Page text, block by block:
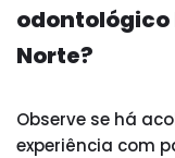
odontológico
Norte?
Observe se há
experiência com